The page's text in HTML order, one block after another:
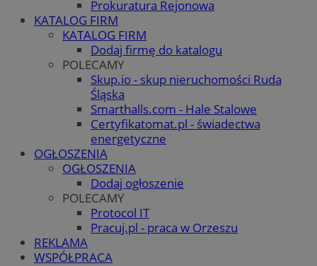
Prokuratura Rejonowa
KATALOG FIRM
KATALOG FIRM
Dodaj firmę do katalogu
POLECAMY
Skup.io - skup nieruchomości Ruda
Śląska
Smarthalls.com - Hale Stalowe
Certyfikatomat.pl - świadectwa
energetyczne
OGŁOSZENIA
OGŁOSZENIA
Dodaj ogłoszenie
POLECAMY
Protocol IT
Pracuj.pl - praca w Orzeszu
REKLAMA
WSPÓŁPRACA